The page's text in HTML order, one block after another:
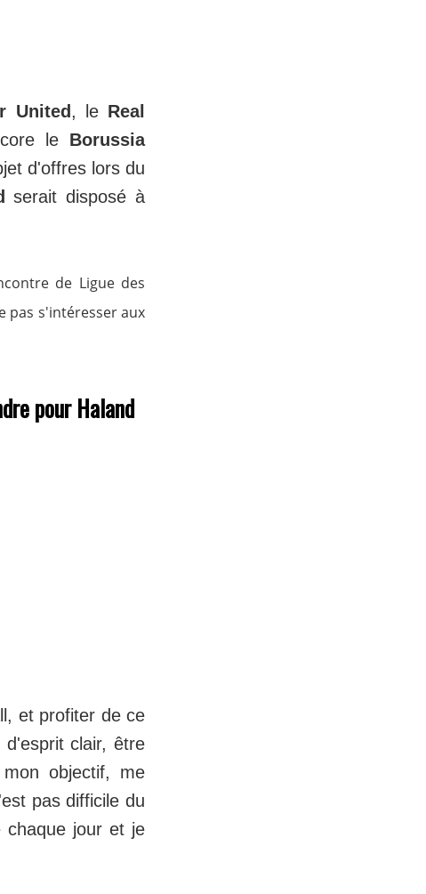
United , le Real
le Borussia
d'offres lors du
serait disposé à
de Ligue des
pas s'intéresser aux
pour Haland
et profiter de ce
clair, être
objectif, me
pas difficile du
chaque jour et je